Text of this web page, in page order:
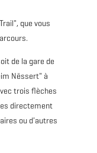
que vous
de la gare de
Nëssert" à
trois flèches
directement
ou d'autres